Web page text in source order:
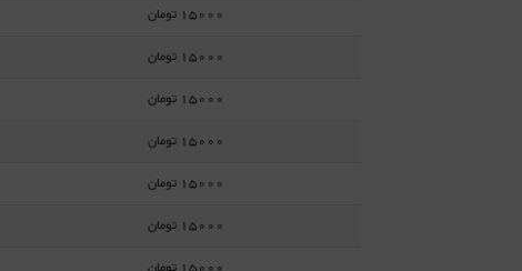
15000 تومان
15000 تومان
15000 تومان
15000 تومان
15000 تومان
15000 تومان